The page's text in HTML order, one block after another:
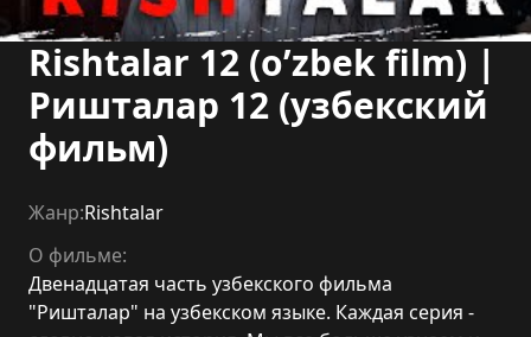
Rishtalar 12 (o’zbek film) |
Ришталар 12 (узбекский
фильм)
Жанр:Rishtalar
О фильме:
Двенадцатая часть узбекского фильма
"Ришталар" на узбекском языке. Каждая серия -